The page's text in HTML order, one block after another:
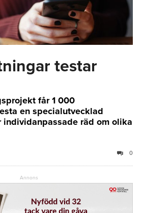
testar
får 1 000
en specialutvecklad
individanpassade räd om olika
0
Annons